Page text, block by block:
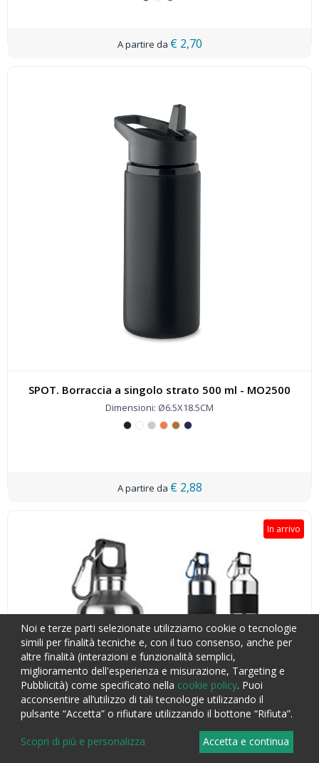
€ 2,70
SPOT. Borraccia a singolo strato 500 ml - MO2500
Dimensioni: Ø6.5X18.5CM
€ 2,88
In arrivo
Noi e terze parti selezionate utilizziamo cookie o tecnologie
simili per finalità tecniche e, con il tuo consenso, anche per
altre finalità (interazioni e funzionalità semplici,
miglioramento dell'esperienza e misurazione, Targeting e
Pubblicità) come specificato nella cookie policy. Puoi
acconsentire all’utilizzo di tali tecnologie utilizzando il
pulsante “Accetta” o rifiutare utilizzando il bottone “Rifiuta”.
Scopri di più e personalizza Accetta e continua